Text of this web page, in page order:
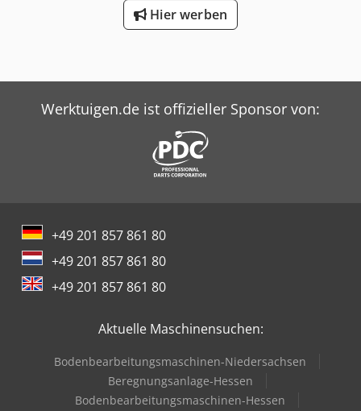
Postprozessor für Siemens konfiguriert - Komplette
technische Dokumentation
Hier werben
Werktuigen.de ist offizieller Sponsor von:
+49 201 857 861 80
+49 201 857 861 80
+49 201 857 861 80
Aktuelle Maschinensuchen:
Bodenbearbeitungsmaschinen-Niedersachsen
Beregnungsanlage-Hessen
Bodenbearbeitungsmaschinen-Hessen